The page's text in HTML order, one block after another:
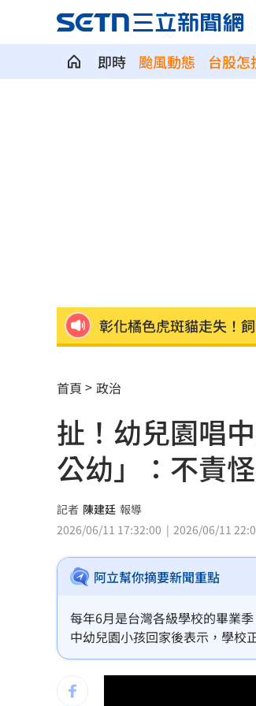
即時 颱風動態 台股怎
昔赴陸尋根挨轟 郭品
劉若雪首度回應！捲入周
選手一開口驚豔全場
蔡英文助攻蘇巧慧 李四
中企署攜3科技公司 助
涉湮滅學生失蹤案證據
統一火力低迷需要洋砲
職涯剛起步 24歲足球
首頁 政治
扯！幼兒園唱
公幼」：不責
記者 陳建廷 報導
2026/06/11 17:32:00
2026/06/11
阿立幫你摘要新聞重點
每年6月是台灣各級學校的畢業
中幼兒園小孩回家後表示，學校
曲竟然是為了「慶祝中國共產黨
兒園老師，只要有人檢舉就要改